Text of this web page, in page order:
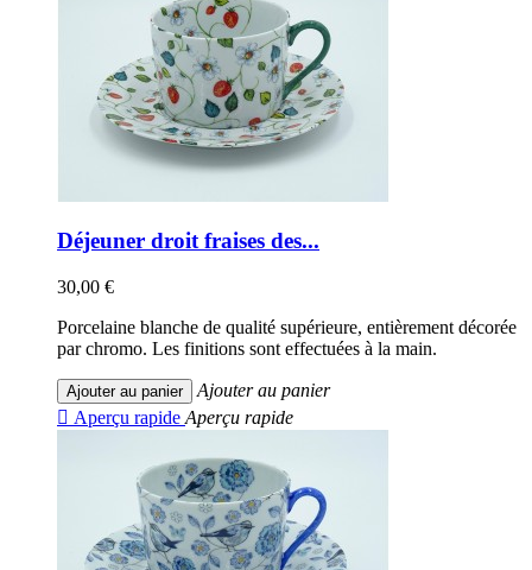
Déjeuner droit fraises des...
30,00 €
Porcelaine blanche de qualité supérieure, entièrement décorée
par chromo. Les finitions sont effectuées à la main.
Ajouter au panier
Ajouter au panier
 Aperçu rapide Aperçu rapide